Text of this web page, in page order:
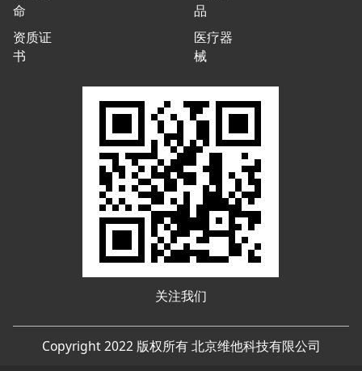
命
资质证
书
品
医疗器
械
关注我们
Copyright 2022 版权所有 北京维他科技有限公司